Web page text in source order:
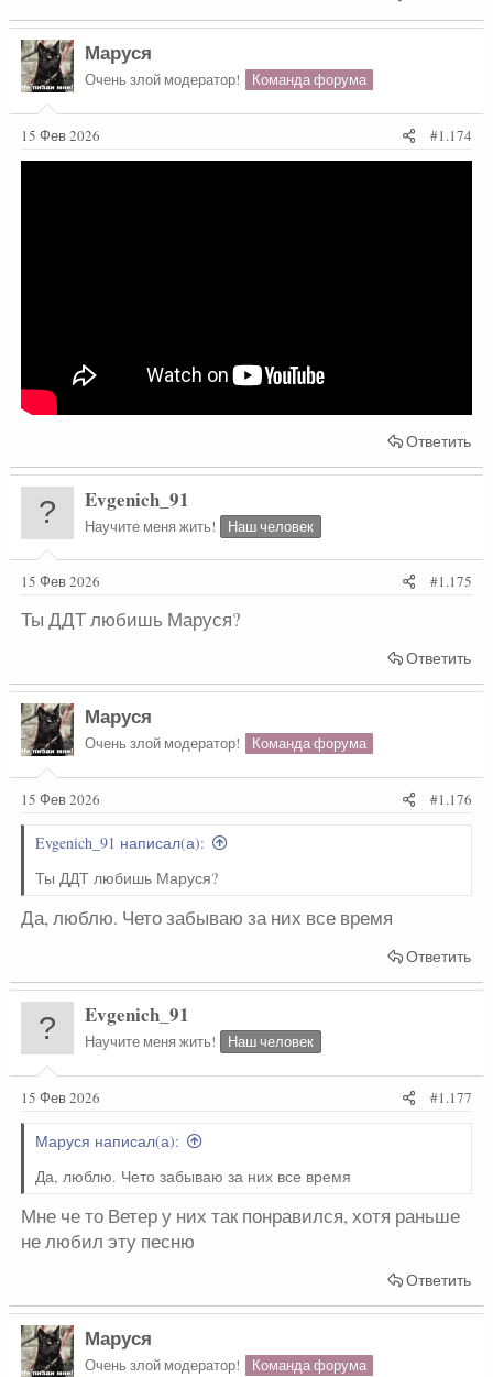
Маруся
Очень злой модератор! Команда форума
15 Фев 2026 #1.174
Ответить
Evgenich_91
Научите меня жить! Наш человек
15 Фев 2026 #1.175
Ты ДДТ любишь Маруся?
Ответить
Маруся
Очень злой модератор! Команда форума
15 Фев 2026 #1.176
Evgenich_91 написал(а):
Ты ДДТ любишь Маруся?
Да, люблю. Чето забываю за них все время
Ответить
Evgenich_91
Научите меня жить! Наш человек
15 Фев 2026 #1.177
Маруся написал(а):
Да, люблю. Чето забываю за них все время
Мне че то Ветер у них так понравился, хотя раньше
не любил эту песню
Ответить
Маруся
Очень злой модератор! Команда форума